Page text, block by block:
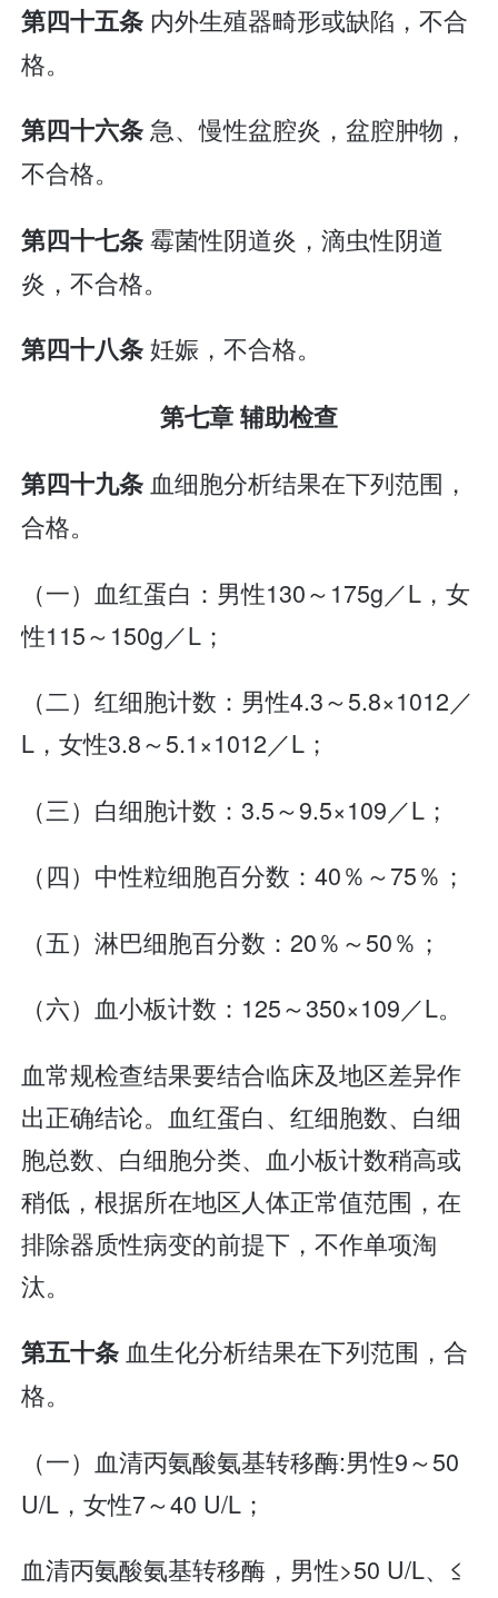
第四十五条 内外生殖器畸形或缺陷，不合
格。
第四十六条急、慢性盆腔炎，盆腔肿物，
不合格。
第四十七条霉菌性阴道炎，滴虫性阴道
炎，不合格。
第四十八条妊娠，不合格。
第七章 辅助检查
第四十九条血细胞分析结果在下列范围，
合格。
（一）血红蛋白：男性130～175g／L，女
性115～150g／L；
（二）红细胞计数：男性4.3～5.8×1012／
L，女性3.8～5.1×1012／L；
（三）白细胞计数：3.5～9.5×109／L；
（四）中性粒细胞百分数：40％～75％；
（五）淋巴细胞百分数：20％～50％；
（六）血小板计数：125～350×109／L。
血常规检查结果要结合临床及地区差异作
出正确结论。血红蛋白、红细胞数、白细
胞总数、白细胞分类、血小板计数稍高或
稍低，根据所在地区人体正常值范围，在
排除器质性病变的前提下，不作单项淘
汰。
第五十条血生化分析结果在下列范围，合
格。
（一）血清丙氨酸氨基转移酶:男性9～50
U/L，女性7～40 U/L；
血清丙氨酸氨基转移酶，男性>50 U/L、≤